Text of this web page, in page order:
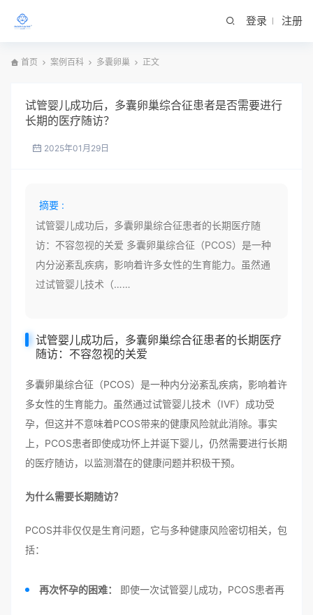
登录 注册
首页 案例百科 多囊卵巢 正文
试管婴儿成功后，多囊卵巢综合征患者是否需要进行
长期的医疗随访？
2025年01月29日
摘要 :
试管婴儿成功后，多囊卵巢综合征患者的长期医疗随
访：不容忽视的关爱 多囊卵巢综合征（PCOS）是一种
内分泌紊乱疾病，影响着许多女性的生育能力。虽然通
过试管婴儿技术（……
试管婴儿成功后，多囊卵巢综合征患者的长期医疗
随访：不容忽视的关爱
多囊卵巢综合征（PCOS）是一种内分泌紊乱疾病，影响着许
多女性的生育能力。虽然通过试管婴儿技术（IVF）成功受
孕，但这并不意味着PCOS带来的健康风险就此消除。事实
上，PCOS患者即使成功怀上并诞下婴儿，仍然需要进行长期
的医疗随访，以监测潜在的健康问题并积极干预。
为什么需要长期随访？
PCOS并非仅仅是生育问题，它与多种健康风险密切相关，包
括：
再次怀孕的困难： 即使一次试管婴儿成功，PCOS患者再